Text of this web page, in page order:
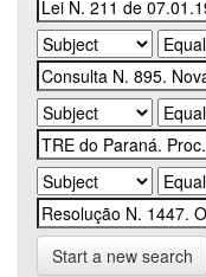
Start a new search